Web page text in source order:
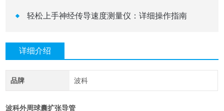
轻松上手神经传导速度测量仪：详细操作指南
详细介绍
品牌 波科
波科外周球囊扩张导管